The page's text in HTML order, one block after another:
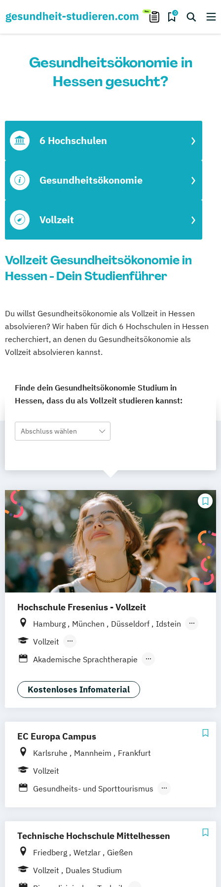
0
Gesundheitsökonomie in
Hessen gesucht?
Vollzeit
Gesundheitsökonomie
6 Hochschulen
Vollzeit Gesundheitsökonomie in
Hessen - Dein Studienführer
Du willst Gesundheitsökonomie als Vollzeit in Hessen
absolvieren? Wir haben für dich 6 Hochschulen in Hessen
recherchiert, an denen du Gesundheitsökonomie als
Vollzeit absolvieren kannst.
Finde dein Gesundheitsökonomie Studium in
Hessen, dass du als Vollzeit studieren kannst:
Abschluss wählen
Hochschule Fresenius - Vollzeit
Hamburg München Düsseldorf
Idstein
Berlin
Braunschweig Erfurt
Vollzeit
Berufsbegleitendes Präsenzstudium
Akademische Sprachtherapie
Biomedicine (EN) Chiropraktik
Ernährung & Fitness in der Prävention
Pharmacoeconomics (EN)
Lebensmittelsicherheit
Osteopathie
Physiotherapie
Sportmanagement
Kostenloses Infomaterial
EC Europa Campus
Karlsruhe Mannheim
Frankfurt
Vollzeit
Gesundheits- und Sporttourismus
Sport – Gesundheit
Technische Hochschule Mittelhessen
Friedberg Wetzlar
Gießen
Vollzeit
Duales Studium